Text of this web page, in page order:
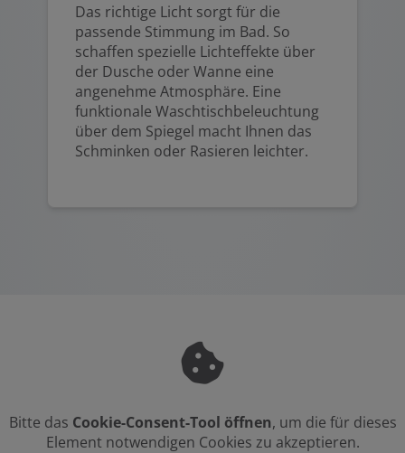
Das richtige Licht sorgt für die
passende Stimmung im Bad. So
schaffen spezielle Lichteffekte über
der Dusche oder Wanne eine
angenehme Atmosphäre. Eine
funktionale Waschtischbeleuchtung
über dem Spiegel macht Ihnen das
Schminken oder Rasieren leichter.
Bitte das Cookie-Consent-Tool öffnen, um die für dieses
Element notwendigen Cookies zu akzeptieren.